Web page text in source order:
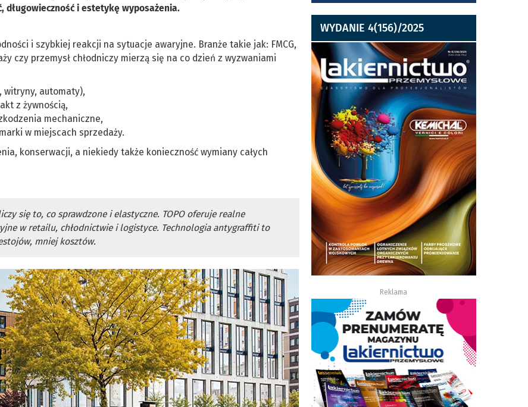
i estetykę wyposażenia.
i szybkiej reakcji na sytuacje awaryjne. Branże takie jak: FMCG,
czy przemysł chłodniczy mierzą się na co dzień z wyzwaniami
witryny, automaty),
z żywnością,
mechaniczne,
w miejscach sprzedaży.
konserwacji, a niekiedy także konieczność wymiany całych
się to, co sprawdzone i elastyczne. TOPO oferuje realne
w retailu, chłodnictwie i logistyce. Technologia antygraffiti to
mniej kosztów.
WYDANIE 4(156)/2025
Reklama